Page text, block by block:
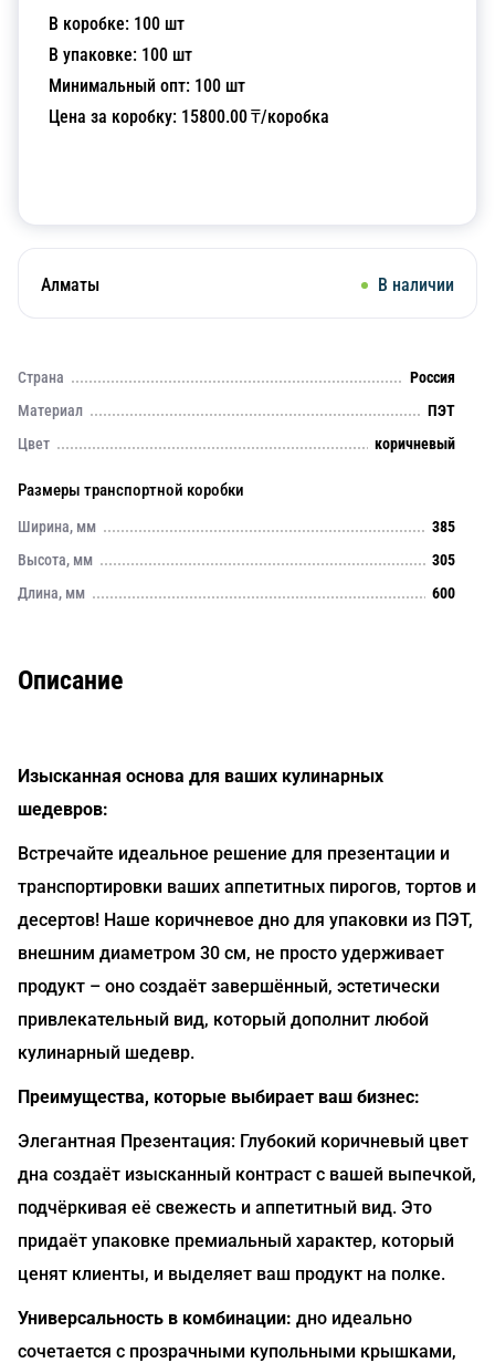
В коробке: 100 шт
В упаковке: 100 шт
Минимальный опт: 100 шт
Цена за коробку: 15800.00₸/коробка
Алматы В наличии
Страна
Россия
Материал
ПЭТ
Цвет
коричневый
Размеры транспортной коробки
Ширина, мм
385
Высота, мм
305
Длина, мм
600
Описание
Изысканная основа для ваших кулинарных
шедевров:
Встречайте идеальное решение для презентации и
транспортировки ваших аппетитных пирогов, тортов и
десертов! Наше коричневое дно для упаковки из ПЭТ,
внешним диаметром 30 см, не просто удерживает
продукт – оно создаёт завершённый, эстетически
привлекательный вид, который дополнит любой
кулинарный шедевр.
Преимущества, которые выбирает ваш бизнес:
Элегантная Презентация: Глубокий коричневый цвет
дна создаёт изысканный контраст с вашей выпечкой,
подчёркивая её свежесть и аппетитный вид. Это
придаёт упаковке премиальный характер, который
ценят клиенты, и выделяет ваш продукт на полке.
Универсальность в комбинации: дно идеально
сочетается с прозрачными купольными крышками,